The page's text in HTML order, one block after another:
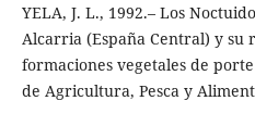
YELA, J. L., 1992.– Los
Alcarria (España Central) y su
formaciones vegetales de
de Agricultura, Pesca y